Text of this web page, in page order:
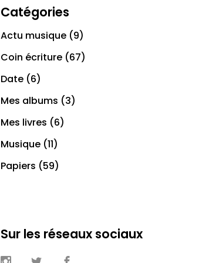
Catégories
Actu musique (9)
Coin écriture (67)
Date (6)
Mes albums (3)
Mes livres (6)
Musique (11)
Papiers (59)
Sur les réseaux sociaux